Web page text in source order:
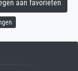
aan favorieten